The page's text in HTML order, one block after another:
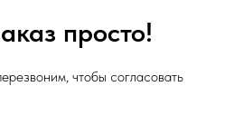
просто!
чтобы согласовать